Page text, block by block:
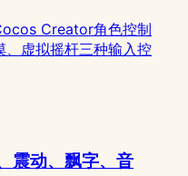
Creator角色控制
、虚拟摇杆三种输入控
震动、飘字、音